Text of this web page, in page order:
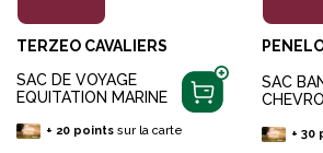
TERZEO CAVALIERS
SAC DE VOYAGE
EQUITATION MARINE
+ 20pointssur la carte
SAC
+ 30